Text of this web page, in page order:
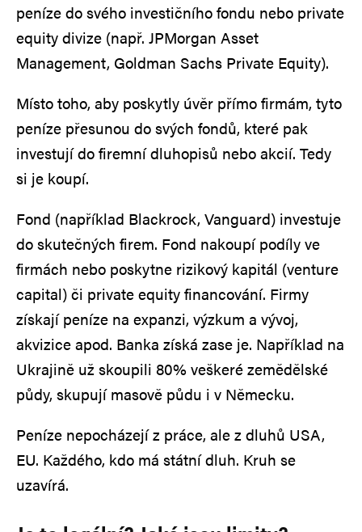
peníze do svého investičního fondu nebo private
equity divize (např. JPMorgan Asset
Management, Goldman Sachs Private Equity).
Místo toho, aby poskytly úvěr přímo firmám, tyto
peníze přesunou do svých fondů, které pak
investují do firemní dluhopisů nebo akcií. Tedy
si je koupí.
Fond (například Blackrock, Vanguard) investuje
do skutečných firem. Fond nakoupí podíly ve
firmách nebo poskytne rizikový kapitál (venture
capital) či private equity financování. Firmy
získají peníze na expanzi, výzkum a vývoj,
akvizice apod. Banka získá zase je. Například na
Ukrajině už skoupili 80% veškeré zemědělské
půdy, skupují masově půdu i v Německu.
Peníze nepocházejí z práce, ale z dluhů USA,
EU. Každého, kdo má státní dluh. Kruh se
uzavírá.